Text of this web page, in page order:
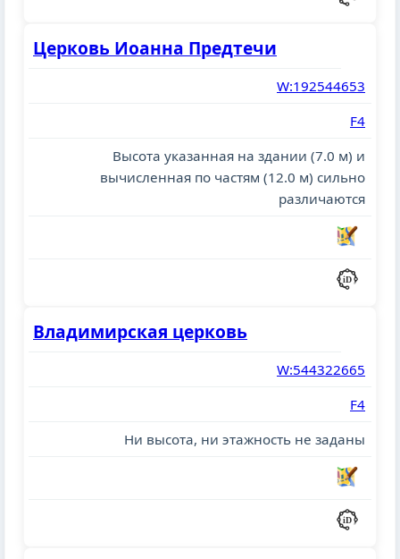
Церковь Иоанна Предтечи
W:192544653
F4
Высота указанная на здании (7.0 м) и
вычисленная по частям (12.0 м) сильно
различаются
Владимирская церковь
W:544322665
F4
Ни высота, ни этажность не заданы